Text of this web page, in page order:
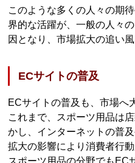
このような多くの人々の期
界的な活躍が、一般の人々
因となり、市場拡大の追い
ECサイトの普及
ECサイトの普及も、市場へ
これまで、スポーツ用品は
かし、インターネットの普
拡大の影響により消費者行